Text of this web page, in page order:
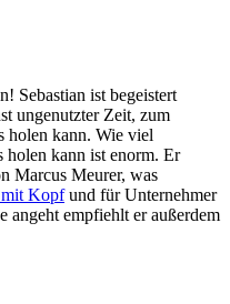
Sebastian ist begeistert
ungenutzter Zeit, zum
holen kann. Wie viel
holen kann ist enorm. Er
Marcus Meurer, was
Kopfund für Unternehmer
angeht empfiehlt er außerdem